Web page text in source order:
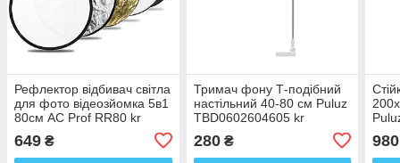
Рефлектор відбивач світла
для фото відеозйомка 5в1
80см AC Prof RR80 kr
649 ₴
Тримач фону Т-подібний
настільний 40-80 см Puluz
TBD0602604605 kr
280₴ 980